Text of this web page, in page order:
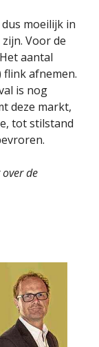
moeilijk in
Voor de
aantal
afnemen.
is nog
deze markt,
tot stilstand
over de